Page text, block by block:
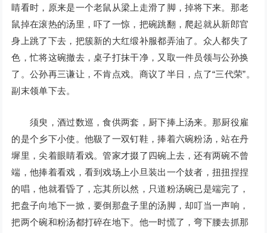
睛看时，原来是一个老鼠从梁上走滑了脚，掉将下来。那老
鼠掉在滚热的汤里，吓了一惊，把碗跳翻，爬起就从新郎官
身上跳了下去，把簇新的大红缎补服都弄油了。众人都失了
色，忙将这碗撤去，桌子打抹干净，又取一件员领与公孙换
了。公孙再三谦让，不肯点戏。商议了半日，点了“三代荣”。
副末领单下去。
须臾，酒过数巡，食供两套，厨下捧上汤来。那厨役雇
的是个乡下小使。他靸了一双钉鞋，捧着六碗粉汤，站在丹
墀里，尖着眼睛看戏。管家才掇了四碗上去，还有两碗不曾
端，他捧着看戏，看到戏场上小旦装出一个妓者，扭扭捏捏
的唱，他就看昏了，忘其所以然，只道粉汤碗已是端完了，
把盘子向地下一掀，要倒那盘子里的汤脚，却叮当一声响，
把两个碗和粉汤都打碎在地下。他一时慌了，弯下腰去抓那